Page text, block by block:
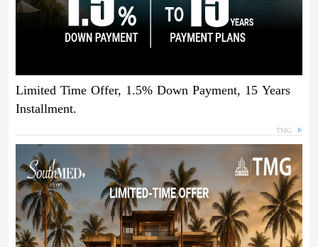
Limited Time Offer, 1.5% Down Payment, 15 Years
Installment.
TMG